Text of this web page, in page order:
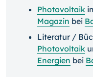
Photovoltaik
Magazin bei
Literatur /
Photovoltaik
Energien bei